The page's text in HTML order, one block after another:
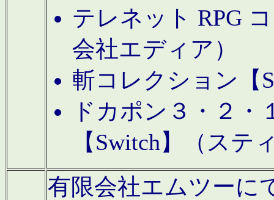
テレネット RPG
会社エディア）
斬コレクション【
ドカポン３・２
【Switch】（ステ
有限会社エムツーに